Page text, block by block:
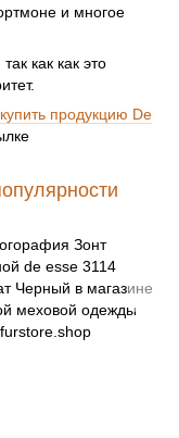
и многое
как как это
купить продукцию De